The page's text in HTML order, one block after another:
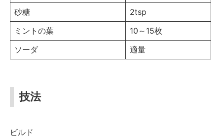
砂糖
2tsp
ミントの葉
10～15枚
ソーダ
適量
技法
ビルド